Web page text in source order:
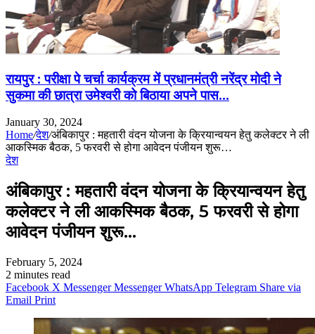
रायपुर : परीक्षा पे चर्चा कार्यक्रम में प्रधानमंत्री नरेंद्र मोदी ने
सुकमा की छात्रा उमेश्वरी को बिठाया अपने पास…
January 30, 2024
Home/देश/अंबिकापुर : महतारी वंदन योजना के क्रियान्वयन हेतु कलेक्टर ने ली
आकस्मिक बैठक, 5 फरवरी से होगा आवेदन पंजीयन शुरू…
देश
अंबिकापुर : महतारी वंदन योजना के क्रियान्वयन हेतु
कलेक्टर ने ली आकस्मिक बैठक, 5 फरवरी से होगा
आवेदन पंजीयन शुरू…
February 5, 2024
2 minutes read
Facebook X Messenger Messenger WhatsApp Telegram Share via
Email Print